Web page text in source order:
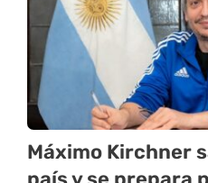
Máximo Kirchner